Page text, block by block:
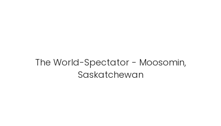
The World-Spectator - Moosomin,
Saskatchewan